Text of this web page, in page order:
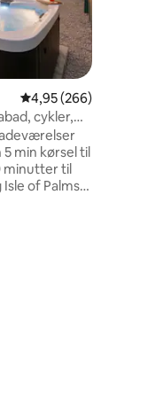
143 omtaler
4,95 ud af 5 i
4,95 (266)
cykler,
min kørsel til
minutter til
of Palms.